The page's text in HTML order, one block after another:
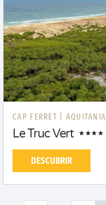
CAP FERRET | AQUITANIA
Le Truc Vert
DESCUBRIR